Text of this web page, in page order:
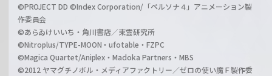
©PROJECT DD ©Index Corporation/「ペルソナ４」アニメーション製
作委員会
©あらゐけいいち・角川書店／東雲研究所
©Nitroplus/TYPE-MOON・ufotable・FZPC
©Magica Quartet/Aniplex・Madoka Partners・MBS
©2012 ヤマグチノボル・メディアファクトリー／ゼロの使い魔Ｆ製作委